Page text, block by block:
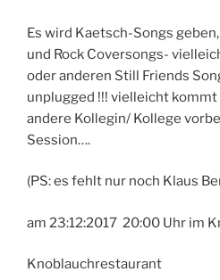
Es wird Kaetsch-Songs
und Rock Coversongs-
oder anderen Still Friends
unplugged !!! vielleicht kommt
andere Kollegin/ Kollege
Session….
(PS: es fehlt nur noch Klaus
am 23:12:2017 20:00 Uhr im
Knoblauchrestaurant